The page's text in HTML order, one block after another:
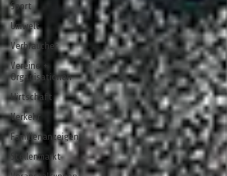
Sport
Umwelt
Verbraucher
Vereine +
Organisationen
Wirtschaft
Verkehr
Familienanzeigen
Stellenmarkt